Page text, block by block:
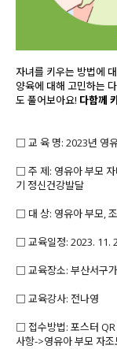
자녀를 키우는 방법에
양육에 대해 고민하는
도 풀어보아요! 다함께
□ 교 육 명: 2023년 영
□ 주 제: 영유아 부모
기 정신건강발달
□ 대 상: 영유아 부모,
□ 교육일정: 2023. 11.
□ 교육장소: 부산서구
□ 교육강사: 전나영
□ 접수방법: 포스터
사항->영유아 부모 자